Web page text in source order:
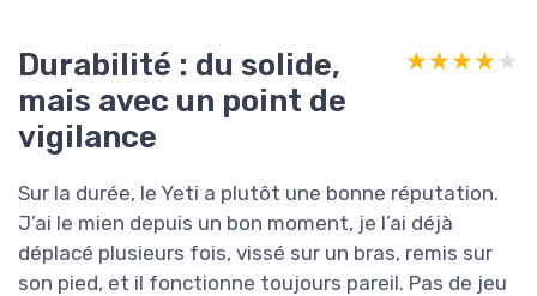
Durabilité : du solide,
mais avec un point de
vigilance
★★★★★
★★★★★
Sur la durée, le Yeti a plutôt une bonne réputation.
J’ai le mien depuis un bon moment, je l’ai déjà
déplacé plusieurs fois, vissé sur un bras, remis sur
son pied, et il fonctionne toujours pareil. Pas de jeu